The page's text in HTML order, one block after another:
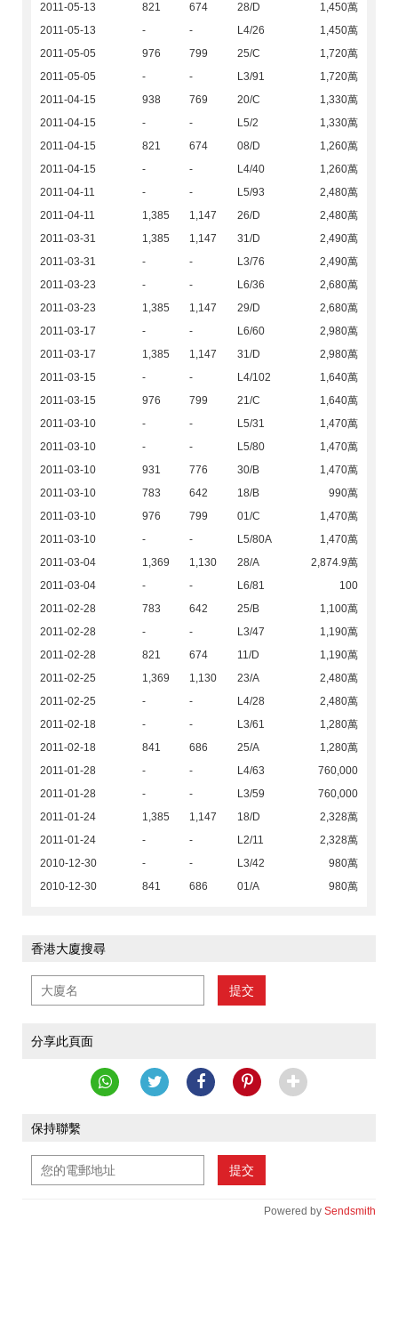
2011-05-13
821 674 28/D
1,450萬
2011-05-13
- - L4/26
1,450萬
2011-05-05
976 799 25/C
1,720萬
2011-05-05
- - L3/91
1,720萬
2011-04-15
938 769 20/C
1,330萬
2011-04-15
- - L5/2
1,330萬
2011-04-15
821 674 08/D
1,260萬
2011-04-15
- - L4/40
1,260萬
2011-04-11
- - L5/93
2,480萬
2011-04-11
1,385 1,147 26/D
2,480萬
2011-03-31
1,385 1,147 31/D
2,490萬
2011-03-31
- - L3/76
2,490萬
2011-03-23
- - L6/36
2,680萬
2011-03-23
1,385 1,147 29/D
2,680萬
2011-03-17
- - L6/60
2,980萬
2011-03-17
1,385 1,147 31/D
2,980萬
2011-03-15
- - L4/102
1,640萬
2011-03-15
976 799 21/C
1,640萬
2011-03-10
- - L5/31
1,470萬
2011-03-10
- - L5/80
1,470萬
2011-03-10
931 776 30/B
1,470萬
2011-03-10
783 642 18/B
990萬
2011-03-10
976 799 01/C
1,470萬
2011-03-10
- - L5/80A
1,470萬
2011-03-04
1,369 1,130 28/A
2,874.9萬
2011-03-04
- - L6/81
100
2011-02-28
783 642 25/B
1,100萬
2011-02-28
- - L3/47
1,190萬
2011-02-28
821 674 11/D
1,190萬
2011-02-25
1,369 1,130 23/A
2,480萬
2011-02-25
- - L4/28
2,480萬
2011-02-18
- - L3/61
1,280萬
2011-02-18
841 686 25/A
1,280萬
2011-01-28
- - L4/63
760,000
2011-01-28
- - L3/59
760,000
2011-01-24
1,385 1,147 18/D
2,328萬
2011-01-24
- - L2/11
2,328萬
2010-12-30
- - L3/42
980萬
2010-12-30
841 686 01/A 980萬
香港大廈搜尋
提交
分享此頁面
保持聯繫
提交
Powered by Sendsmith